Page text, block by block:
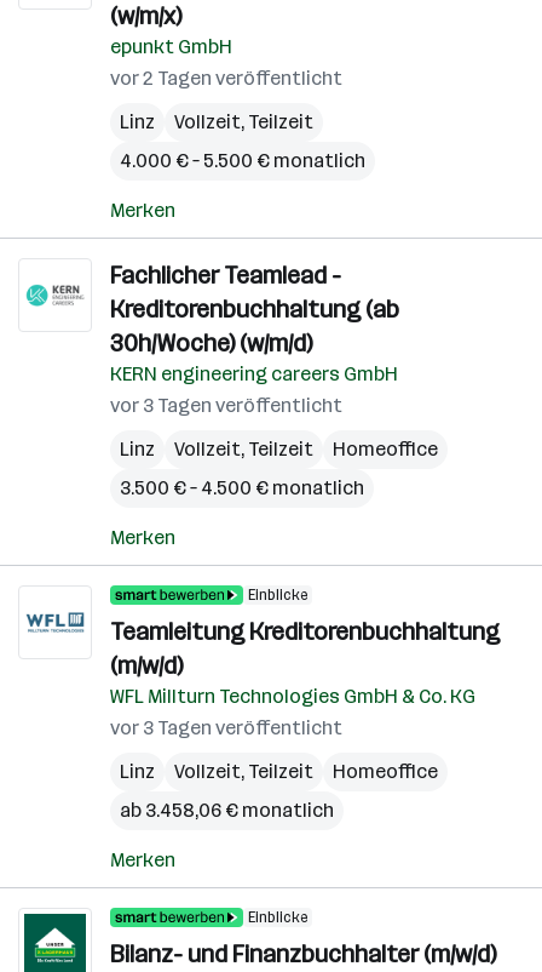
(w/m/x)
epunkt GmbH
vor 2 Tagen veröffentlicht
Linz
Vollzeit, Teilzeit
4.000 € – 5.500 € monatlich
Merken
Fachlicher Teamlead -
Kreditorenbuchhaltung (ab
30h/Woche) (w/m/d)
KERN engineering careers GmbH
vor 3 Tagen veröffentlicht
Linz
Vollzeit, Teilzeit
Homeoffice
3.500 € – 4.500 € monatlich
Merken
Einblicke
Teamleitung Kreditorenbuchhaltung
(m/w/d)
WFL Millturn Technologies GmbH & Co. KG
vor 3 Tagen veröffentlicht
Linz
Vollzeit, Teilzeit
Homeoffice
ab 3.458,06 € monatlich
Merken
Einblicke
Bilanz- und Finanzbuchhalter (m/w/d)